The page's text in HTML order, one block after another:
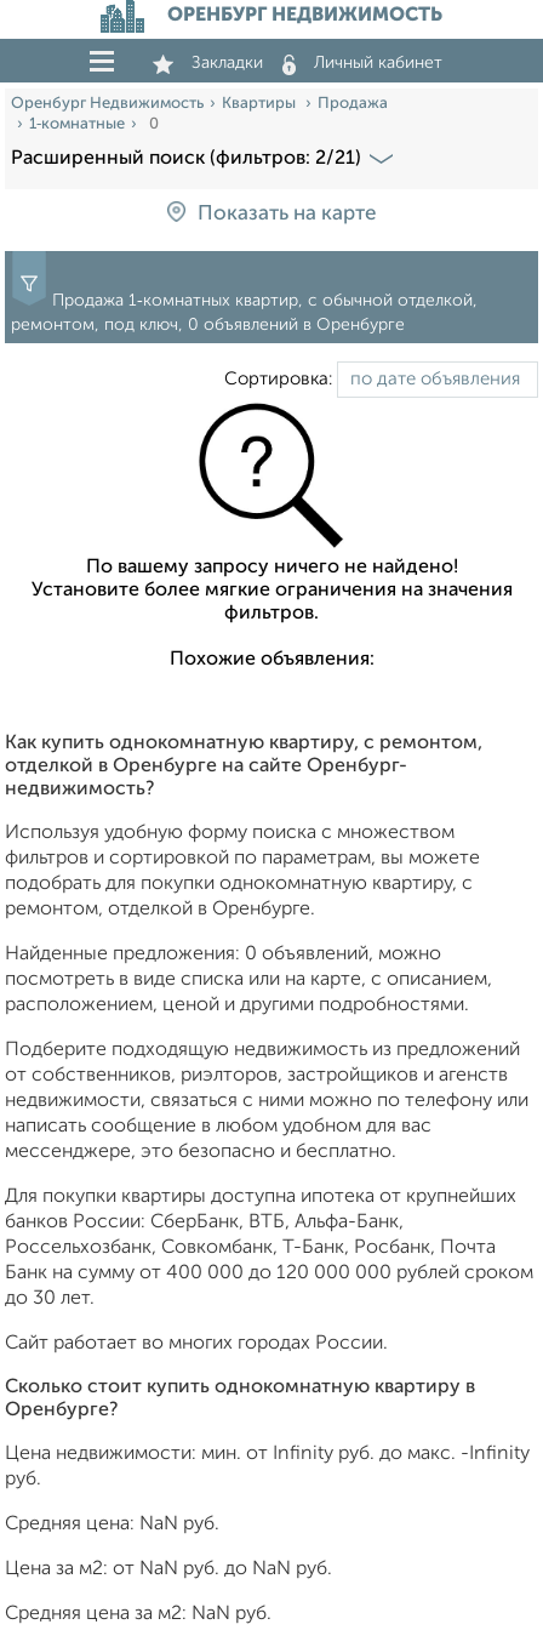
ОРЕНБУРГ НЕДВИЖИМОСТЬ
Закладки Личный кабинет
Оренбург Недвижимость Квартиры
Продажа
1‑комнатные
0
Расширенный поиск (фильтров: 2/21)
Показать на карте
Продажа 1‑комнатных квартир, с обычной отделкой,
ремонтом, под ключ, 0 объявлений в Оренбурге
Сортировка:
По вашему запросу ничего не найдено!
Установите более мягкие ограничения на значения
фильтров.
Похожие объявления:
Как купить однокомнатную квартиру, с ремонтом,
отделкой в Оренбурге на сайте Оренбург-
недвижимость?
Используя удобную форму поиска с множеством
фильтров и сортировкой по параметрам, вы можете
подобрать для покупки однокомнатную квартиру, с
ремонтом, отделкой в Оренбурге.
Найденные предложения: 0 объявлений, можно
посмотреть в виде списка или на карте, с описанием,
расположением, ценой и другими подробностями.
Подберите подходящую недвижимость из предложений
от собственников, риэлторов, застройщиков и агенств
недвижимости, связаться с ними можно по телефону или
написать сообщение в любом удобном для вас
мессенджере, это безопасно и бесплатно.
Для покупки квартиры доступна ипотека от крупнейших
банков России: СберБанк, ВТБ, Альфа-Банк,
Россельхозбанк, Совкомбанк, Т-Банк, Росбанк, Почта
Банк на сумму от 400 000 до 120 000 000 рублей сроком
до 30 лет.
Сайт работает во многих городах России.
Сколько стоит купить однокомнатную квартиру в
Оренбурге?
Цена недвижимости: мин. от Infinity руб. до макс. -Infinity
руб.
Средняя цена: NaN руб.
Цена за м2: от NaN руб. до NaN руб.
Средняя цена за м2: NaN руб.